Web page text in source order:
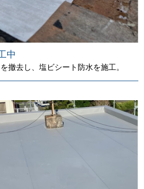
中
撤去し、塩ビシート防水を施工。